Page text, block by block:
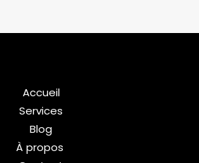
Accueil
Services
Blog
À propos